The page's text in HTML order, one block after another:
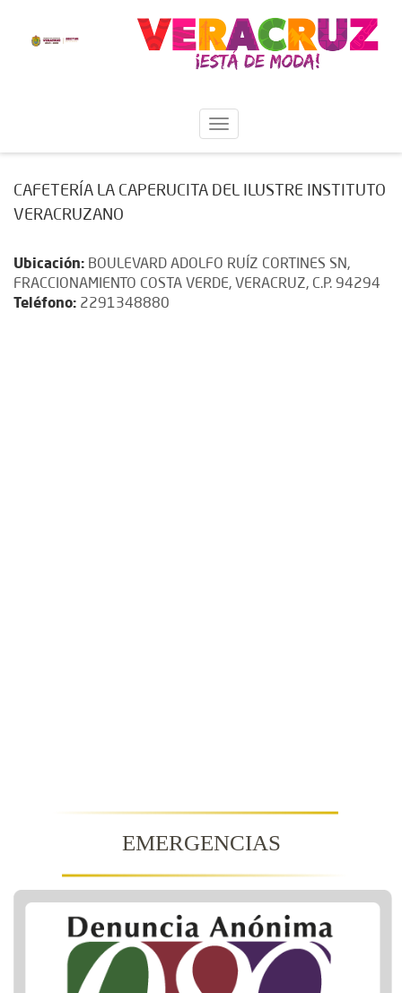
CAFETERÍA LA CAPERUCITA DEL ILUSTRE INSTITUTO
VERACRUZANO
Ubicación: BOULEVARD ADOLFO RUÍZ CORTINES SN,
FRACCIONAMIENTO COSTA VERDE, VERACRUZ, C.P. 94294
Teléfono: 2291348880
EMERGENCIAS